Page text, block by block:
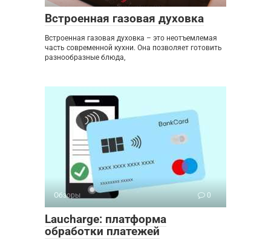
Встроенная газовая духовка
Встроенная газовая духовка – это неотъемлемая
часть современной кухни. Она позволяет готовить
разнообразные блюда,
Обзоры 0
Laucharge: платформа
обработки платежей